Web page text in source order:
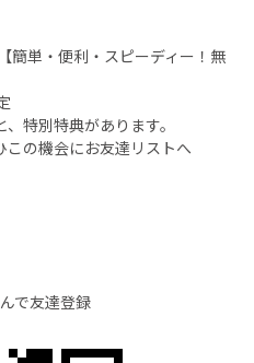
簡単・便利・スピーディー！無
特別特典があります。
の機会にお友達リストへ
で友達登録